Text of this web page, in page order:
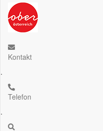
Kontakt
.
Telefon
.